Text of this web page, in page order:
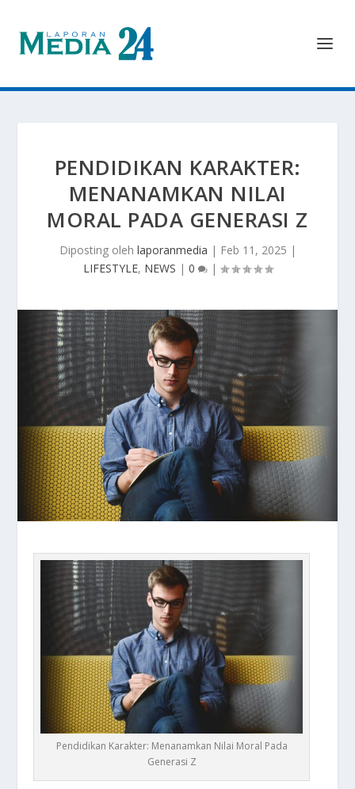
PENDIDIKAN KARAKTER:
MENANAMKAN NILAI
MORAL PADA GENERASI Z
Diposting oleh laporanmedia | Feb 11, 2025 |
LIFESTYLE, NEWS | 0 |
Pendidikan Karakter: Menanamkan Nilai Moral Pada
Generasi Z